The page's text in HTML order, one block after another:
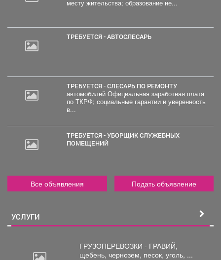
месту жительства; образование не...
ТРЕБУЕТСЯ - АВТОСЛЕСАРЬ
ТРЕБУЕТСЯ - СЛЕСАРЬ ПО РЕМОНТУ
автомобилей Официальная заработная плата
по ТКРФ; социальные гарантии и уверенность
в...
ТРЕБУЕТСЯ - УБОРЩИК СЛУЖЕБНЫХ
ПОМЕЩЕНИЙ
Все объявления Подать объявление
УСЛУГИ
ГРУЗОПЕРЕВОЗКИ - ГРАВИЙ,
щебень, чернозем, песок, уголь, ...